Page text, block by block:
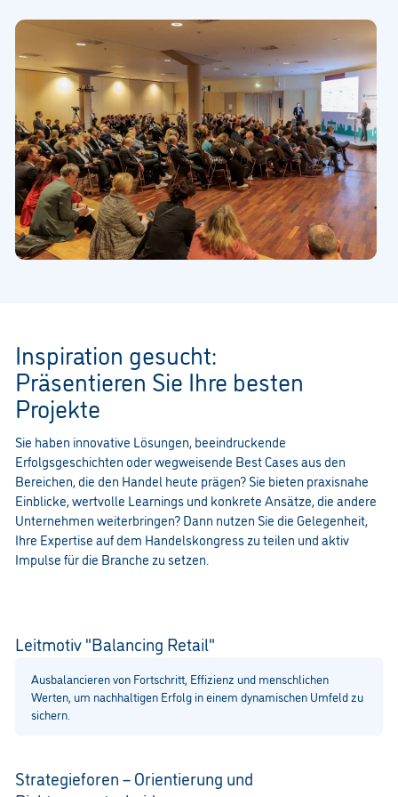
Inspiration gesucht:
Präsentieren Sie Ihre besten
Projekte
Sie haben innovative Lösungen, beeindruckende
Erfolgsgeschichten oder wegweisende Best Cases aus den
Bereichen, die den Handel heute prägen? Sie bieten praxisnahe
Einblicke, wertvolle Learnings und konkrete Ansätze, die andere
Unternehmen weiterbringen? Dann nutzen Sie die Gelegenheit,
Ihre Expertise auf dem Handelskongress zu teilen und aktiv
Impulse für die Branche zu setzen.
Leitmotiv "Balancing Retail"
Ausbalancieren von Fortschritt, Effizienz und menschlichen
Werten, um nachhaltigen Erfolg in einem dynamischen Umfeld zu
sichern.
Strategieforen – Orientierung und